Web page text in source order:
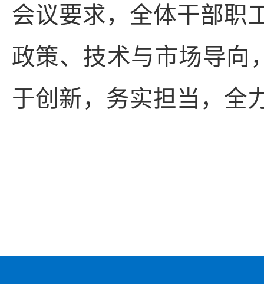
会议要求，全体干部职
政策、技术与市场导向
于创新，务实担当，全